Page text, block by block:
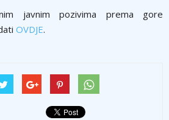
javnim pozivima prema gore
OVDJE.